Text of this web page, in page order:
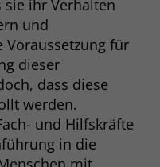
sie ihr Verhalten
und
für
dieser
dass diese
werden.
und Hilfskräfte
in die
des Benutzers bei
bei.
Einstellungen
Website zu speichern.
dass
Besuchen
durchgeführt
verknüpft werden.